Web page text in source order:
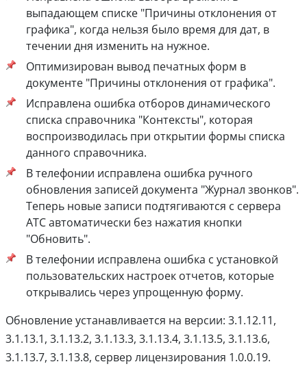
выпадающем списке "Причины отклонения от
графика", когда нельзя было время для дат, в
течении дня изменить на нужное.
Оптимизирован вывод печатных форм в
документе "Причины отклонения от графика".
Исправлена ошибка отборов динамического
списка справочника "Контексты", которая
воспроизводилась при открытии формы списка
данного справочника.
В телефонии исправлена ошибка ручного
обновления записей документа "Журнал звонков".
Теперь новые записи подтягиваются с сервера
АТС автоматически без нажатия кнопки
"Обновить".
В телефонии исправлена ошибка с установкой
пользовательских настроек отчетов, которые
открывались через упрощенную форму.
Обновление устанавливается на версии: 3.1.12.11,
3.1.13.1, 3.1.13.2, 3.1.13.3, 3.1.13.4, 3.1.13.5, 3.1.13.6,
3.1.13.7, 3.1.13.8, сервер лицензирования 1.0.0.19.